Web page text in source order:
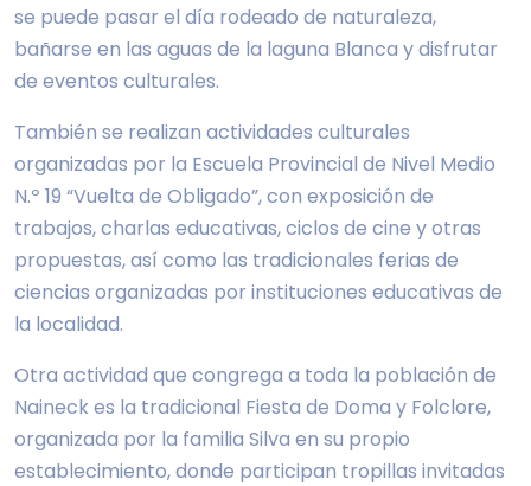
se puede pasar el día rodeado de naturaleza,
bañarse en las aguas de la laguna Blanca y disfrutar
de eventos culturales.
También se realizan actividades culturales
organizadas por la Escuela Provincial de Nivel Medio
N.º 19 “Vuelta de Obligado”, con exposición de
trabajos, charlas educativas, ciclos de cine y otras
propuestas, así como las tradicionales ferias de
ciencias organizadas por instituciones educativas de
la localidad.
Otra actividad que congrega a toda la población de
Naineck es la tradicional Fiesta de Doma y Folclore,
organizada por la familia Silva en su propio
establecimiento, donde participan tropillas invitadas